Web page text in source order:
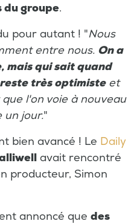
du groupe.
pour autant ! "Nous
entre nous. On a
mais qui sait quand
très optimisteet
l'on voie à nouveau
un jour."
bien avancé ! Le Daily
avait rencontré
producteur, Simon
annoncé que des